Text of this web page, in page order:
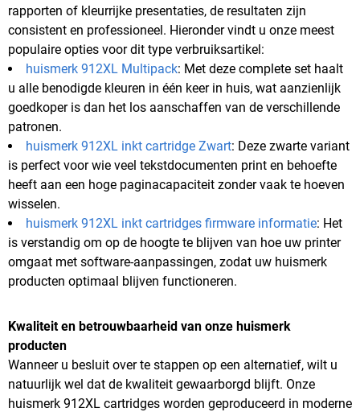
rapporten of kleurrijke presentaties, de resultaten zijn
consistent en professioneel. Hieronder vindt u onze meest
populaire opties voor dit type verbruiksartikel:
huismerk 912XL Multipack: Met deze complete set haalt
u alle benodigde kleuren in één keer in huis, wat aanzienlijk
goedkoper is dan het los aanschaffen van de verschillende
patronen.
huismerk 912XL inkt cartridge Zwart: Deze zwarte variant
is perfect voor wie veel tekstdocumenten print en behoefte
heeft aan een hoge paginacapaciteit zonder vaak te hoeven
wisselen.
huismerk 912XL inkt cartridges firmware informatie: Het
is verstandig om op de hoogte te blijven van hoe uw printer
omgaat met software-aanpassingen, zodat uw huismerk
producten optimaal blijven functioneren.
Kwaliteit en betrouwbaarheid van onze huismerk
producten
Wanneer u besluit over te stappen op een alternatief, wilt u
natuurlijk wel dat de kwaliteit gewaarborgd blijft. Onze
huismerk 912XL cartridges worden geproduceerd in moderne